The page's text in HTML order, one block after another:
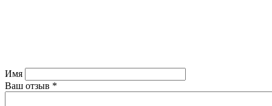
Имя
Ваш отзыв *